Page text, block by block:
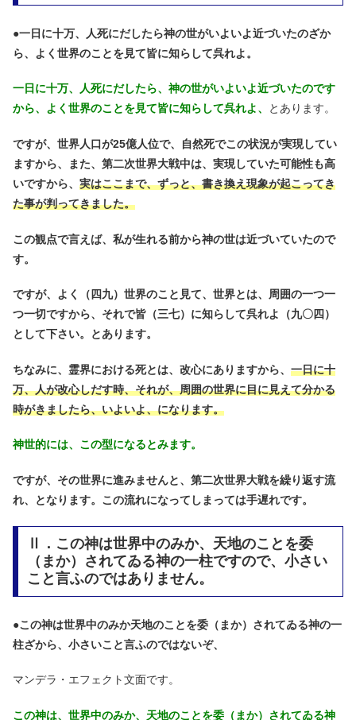
●一日に十万、人死にだしたら神の世がいよいよ近づいたのざか
ら、よく世界のことを見て皆に知らして呉れよ。
一日に十万、人死にだしたら、神の世がいよいよ近づいたのです
から、よく世界のことを見て皆に知らして呉れよ、
とあります。
ですが、世界人口が25億人位で、自然死でこの状況が実現してい
ますから、また、第二次世界大戦中は、実現していた可能性も高
いですから、 実はここまで、ずっと、書き換え現象が起こってき
た事が判ってきました。
この観点で言えば、私が生れる前から神の世は近づいていたので
す。
ですが、よく（四九）世界のこと見て、世界とは、周囲の一つ一
つ一切ですから、それで皆（三七）に知らして呉れよ（九〇四）
として下さい。とあります。
ちなみに、霊界における死とは、改心にありますから、 一日に十
万、人が改心しだす時、それが、周囲の世界に目に見えて分かる
時がきましたら、いよいよ、になります。
神世的には、この型になるとみます。
ですが、その世界に進みませんと、第二次世界大戦を繰り返す流
れ、となります。この流れになってしまっては手遅れです。
Ⅱ．この神は世界中のみか、天地のことを委
（まか）されてゐる神の一柱ですので、小さい
こと言ふのではありません。
●この神は世界中のみか天地のことを委（まか）されてゐる神の一
柱ざから、小さいこと言ふのではないぞ、
マンデラ・エフェクト文面です。
この神は、世界中のみか、天地のことを委（まか）されてゐる神